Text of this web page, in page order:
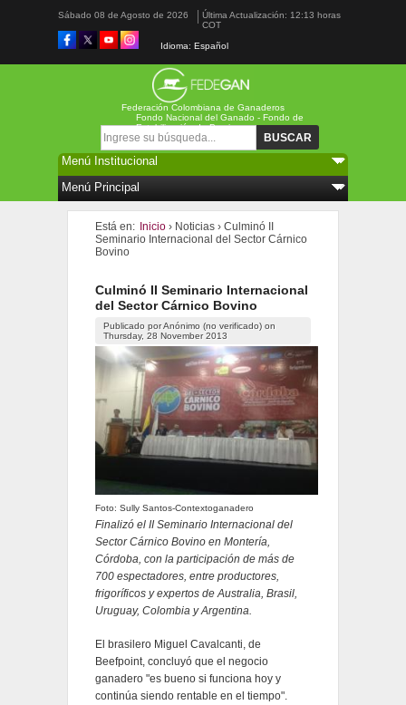
Sábado 08 de Agosto de 2026
Última Actualización: 12:13 horas
COT
Idioma: Español
Federación Colombiana de Ganaderos
Formulario de búsqueda
Fondo Nacional del Ganado - Fondo de
Estabilización de Precios
Está en: Inicio › Noticias › Culminó II
Seminario Internacional del Sector Cárnico
Bovino
Culminó II Seminario Internacional
del Sector Cárnico Bovino
Publicado porAnónimo (no verificado)on
Thursday, 28 November 2013
Foto: Sully Santos-Contextoganadero
Finalizó el II Seminario Internacional del
Sector Cárnico Bovino en Montería,
Córdoba, con la participación de más de
700 espectadores, entre productores,
frigoríficos y expertos de Australia, Brasil,
Uruguay, Colombia y Argentina.
El brasilero Miguel Cavalcanti, de
Beefpoint, concluyó que el negocio
ganadero "es bueno si funciona hoy y
continúa siendo rentable en el tiempo".